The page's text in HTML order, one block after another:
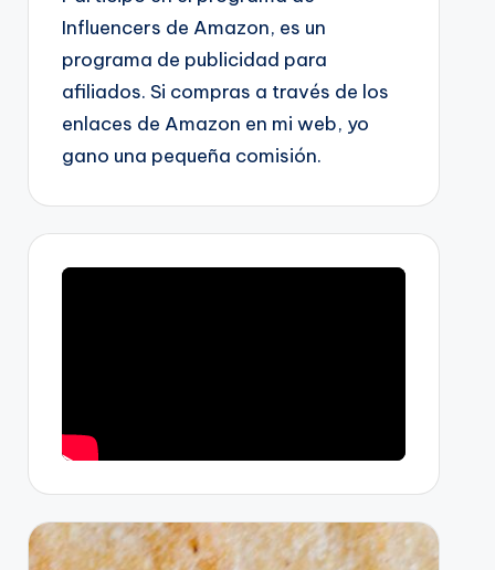
Influencers de Amazon, es un
programa de publicidad para
afiliados. Si compras a través de los
enlaces de Amazon en mi web, yo
gano una pequeña comisión.